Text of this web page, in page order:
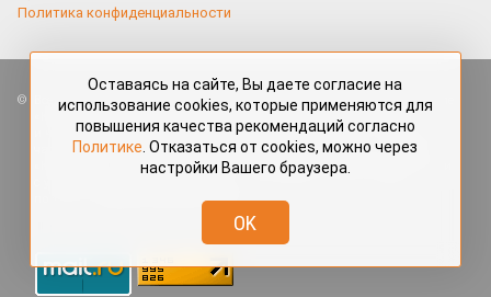
Политика конфиденциальности
Все права защищены. Любые материалы, размещённые на портале
«Красраб.ру» сотрудниками редакции, нештатными авторами
и читателями, являются объектами авторского права. Полное или
частичное использование материалов, размещённых на портале
«Красраб.ру», допускается только с письменного согласия редакции
redaktor@krasrab.krsn.ru.
Оставаясь на сайте, Вы даете согласие на
использование cookies, которые применяются для
повышения качества рекомендаций согласно
Политике . Отказаться от cookies, можно через
настройки Вашего браузера.
OK